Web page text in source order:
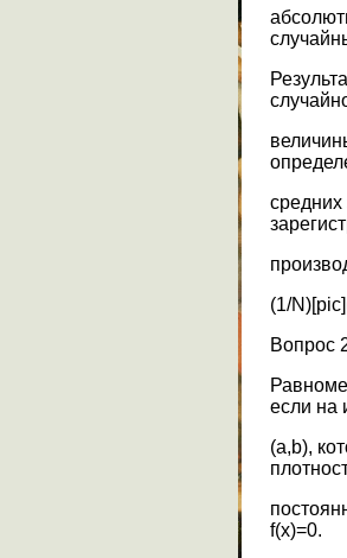
средних
(1/
Вопрос
если на
(а,b),
f(x)=0.